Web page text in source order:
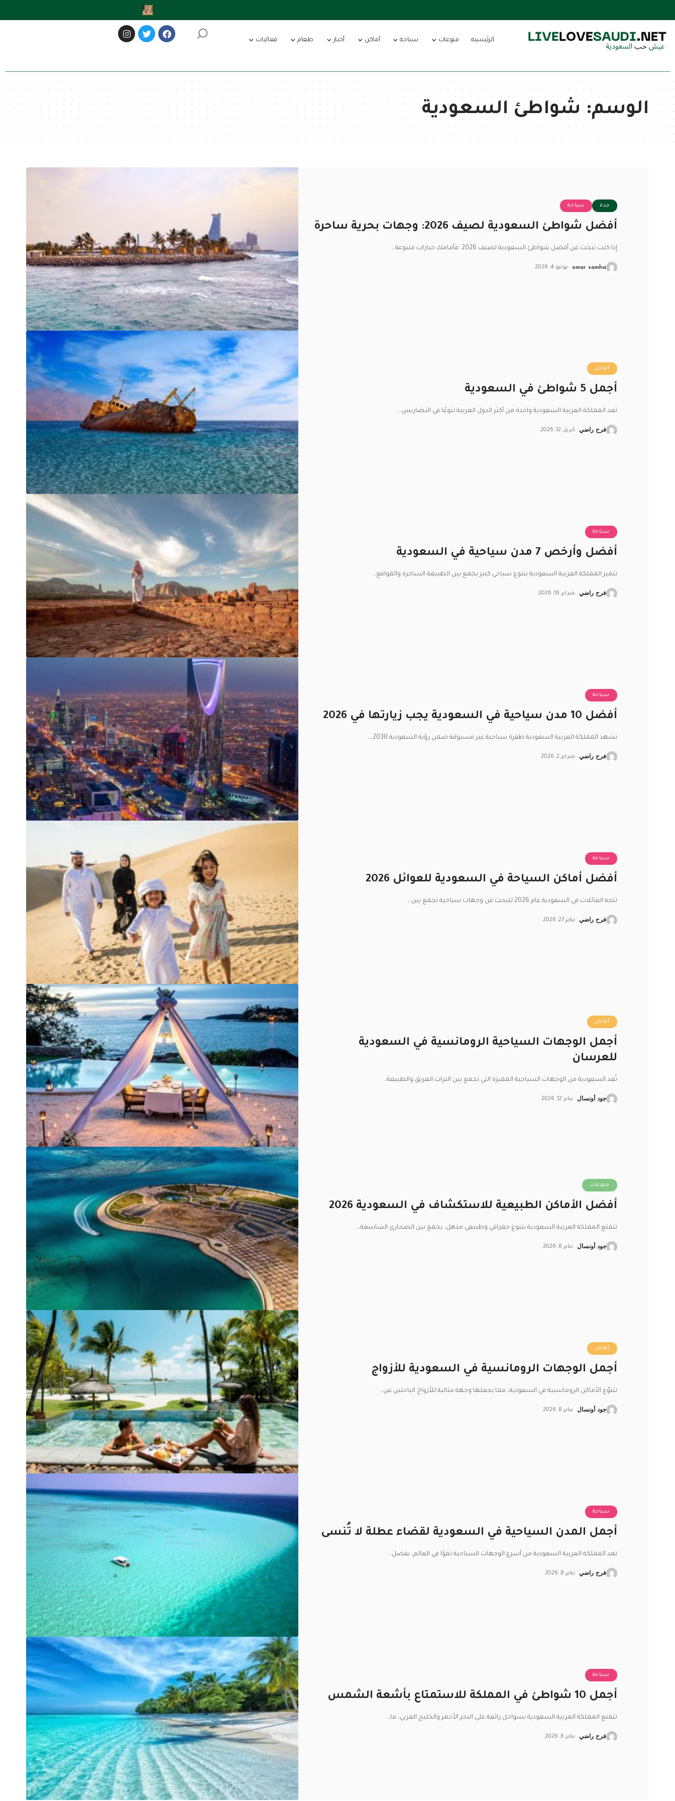
الرئيسيه منوعات سياحة أماكن أخبار طعام فعاليات
الوسم: شواطئ السعودية
جدة سياحة
أفضل شواطئ السعودية لصيف 2026: وجهات بحرية ساحرة
إذا كنت تبحث عن أفضل شواطئ السعودية لصيف 2026. فأمامك خيارات متنوعة …
omar samha يونيو 4, 2026
أماكن
أجمل 5 شواطئ في السعودية
تعد المملكة العربية السعودية واحدة من أكثر الدول العربية تنوعًا في التضاريس.…
فرح راضي أبريل 12, 2026
سياحة
أفضل وأرخص 7 مدن سياحية في السعودية
تتميز المملكة العربية السعودية بتنوع سياحي كبير يجمع بين الطبيعة الساحرة والمواقع…
فرح راضي فبراير 16, 2026
سياحة
أفضل 10 مدن سياحية في السعودية يجب زيارتها في 2026
تشهد المملكة العربية السعودية طفرة سياحية غير مسبوقة ضمن رؤية السعودية 2030، …
فرح راضي فبراير 2, 2026
سياحة
أفضل أماكن السياحة في السعودية للعوائل 2026
تتجه العائلات في السعودية عام 2026 للبحث عن وجهات سياحية تجمع بين …
فرح راضي يناير 27, 2026
أماكن
أجمل الوجهات السياحية الرومانسية في السعودية
للعرسان
تُعد السعودية من الوجهات السياحية المميزة التي تجمع بين التراث العريق والطبيعة…
جود أونسال يناير 12, 2026
منوعات
أفضل الأماكن الطبيعية للاستكشاف في السعودية 2026
تتمتع المملكة العربية السعودية بتنوع جغرافي وطبيعي مذهل، يجمع بين الصحارى الشاسعة،…
جود أونسال يناير 8, 2026
أماكن
أجمل الوجهات الرومانسية في السعودية للأزواج
تتنوّع الأماكن الرومانسية في السعودية، مما يجعلها وجهة مثالية للأزواج الباحثين عن…
جود أونسال يناير 8, 2026
سياحة
أجمل المدن السياحية في السعودية لقضاء عطلة لا تُنسى
تعد المملكة العربية السعودية من أسرع الوجهات السياحية نموًا في العالم، بفضل…
فرح راضي يناير 8, 2026
سياحة
أجمل 10 شواطئ في المملكة للاستمتاع بأشعة الشمس
تتمتع المملكة العربية السعودية بسواحل رائعة على البحر الأحمر والخليج العربي، ما…
فرح راضي يناير 6, 2026